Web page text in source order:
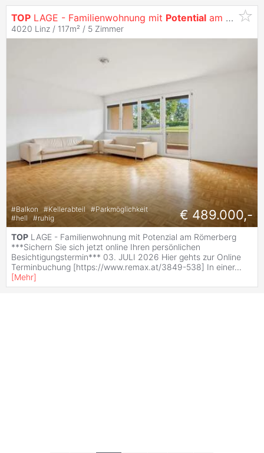
TOP LAGE - Familienwohnung mit Potential am Römerberg
4020 Linz / 117m² / 5 Zimmer
#Balkon #Kellerabteil #Parkmöglichkeit
#hell #ruhig € 489.000,-
TOP LAGE - Familienwohnung mit Potenzial am Römerberg
***Sichern Sie sich jetzt online Ihren persönlichen
Besichtigungstermin*** 03. JULI 2026 Hier gehts zur Online
Terminbuchung [https://www.remax.at/3849-538] In einer...
[Mehr]